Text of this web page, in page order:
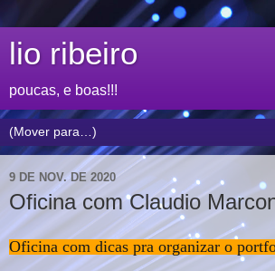
lio ribeiro
poucas, e boas!!!
9 DE NOV. DE 2020
Oficina com Claudio
Oficina com dicas pra organizar o